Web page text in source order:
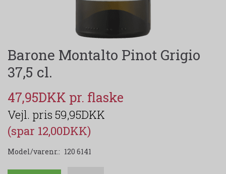
Barone Montalto Pinot Grigio
37,5 cl.
47,95DKK
59,95DKK
(spar 12,00DKK)
Model/varenr.: 120 6141